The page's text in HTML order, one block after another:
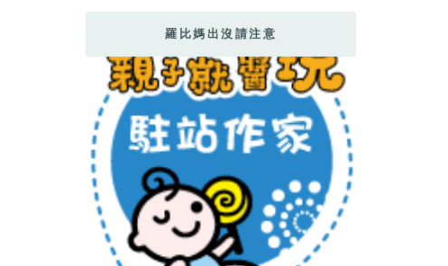
羅比媽出沒請注意